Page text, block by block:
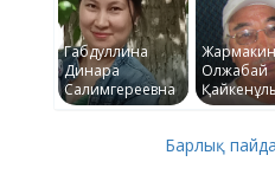
Габдуллина
Динара
Салимгереевна
Олжабай
Барлық